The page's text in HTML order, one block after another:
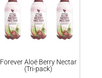
Forever Aloë Berry Nectar
(Tri-pack)